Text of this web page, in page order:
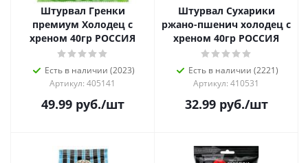
Штурвал Гренки
премиум Холодец с
хреном 40гр РОССИЯ
Есть в наличии (2023)
Артикул: 405141
49.99руб./шт
Штурвал Сухарики
ржано-пшенич холодец с
хреном 40гр РОССИЯ
Есть в наличии (2221)
Артикул: 410531
32.99руб./шт